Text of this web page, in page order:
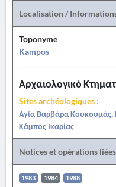
Localisation /
Toponyme
Kampos
Αρχαιολογικό
Sites archéologiques :
Αγία Βαρβάρα Κουκουμάς,
Κάμπος Ικαρίας
Notices et opérations liées
1983 1984 1988